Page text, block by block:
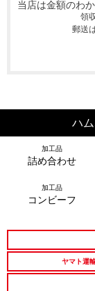
お中元ギフト
長寿祝い
当店は金額のわ
領
郵送
ハ
加工品
詰め合わせ
加工品
コンビーフ
ヤマト運